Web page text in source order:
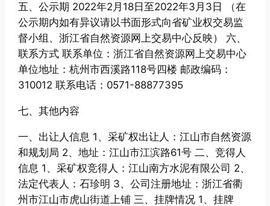
五、公示期 2022年2月18日至2022年3月3日 （在
公示期内如有异议请以书面形式向省矿业权交易监
督小组、浙江省自然资源网上交易中心反映） 六、
联系方式 联系单位：浙江省自然资源网上交易中心
单位地址：杭州市西溪路118号四楼 邮政编码：
310012 联系电话：0571-88877395
七、其他内容
一、出让人信息 1、采矿权出让人：江山市自然资源
和规划局 2、地址：江山市江滨路61号 二、竞得人
信息 1、采矿权竞得人：江山南方水泥有限公司 2、
法定代表人：石珍明 3、公司注册地址：浙江省衢
州市江山市虎山街道上铺 三、挂牌情况 1、挂牌